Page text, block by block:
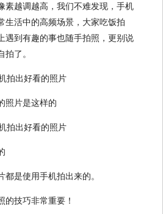
素越调越高，我们不难发现，手机
生活中的高频场景，大家吃饭拍
遇到有趣的事也随手拍照，更别说
拍了。
照片是这样的
是使用手机拍出来的。
的技巧非常重要！